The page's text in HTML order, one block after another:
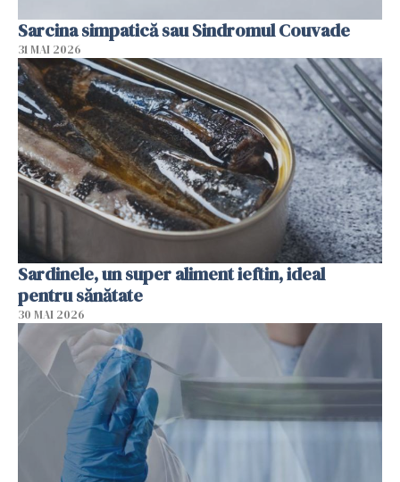
Sarcina simpatică sau Sindromul Couvade
31 MAI 2026
Sardinele, un super aliment ieftin, ideal
pentru sănătate
30 MAI 2026